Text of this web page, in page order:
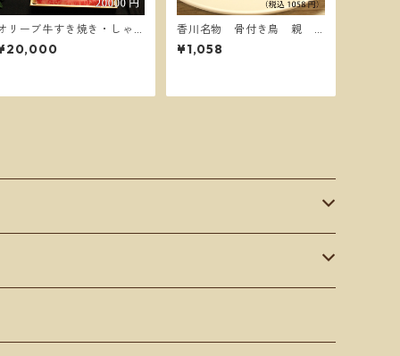
リーブ牛すき焼き・しゃ
しゃぶ三段重【送料無
料】
香川名物 骨付き鳥 親
１本【送料別】
¥1,058